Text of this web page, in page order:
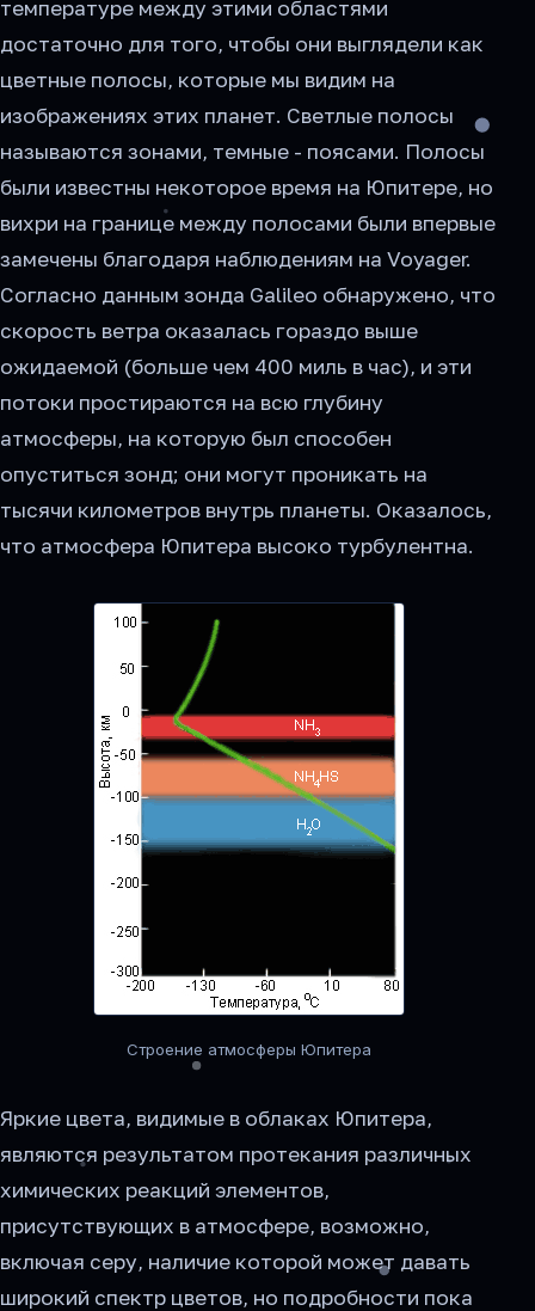
температуре между этими областями
достаточно для того, чтобы они выглядели как
цветные полосы, которые мы видим на
изображениях этих планет. Светлые полосы
называются зонами, темные - поясами. Полосы
были известны некоторое время на Юпитере, но
вихри на границе между полосами были впервые
замечены благодаря наблюдениям на Voyager.
Согласно данным зонда Galileo обнаружено, что
скорость ветра оказалась гораздо выше
ожидаемой (больше чем 400 миль в час), и эти
потоки простираются на всю глубину
атмосферы, на которую был способен
опуститься зонд; они могут проникать на
тысячи километров внутрь планеты. Оказалось,
что атмосфера Юпитера высоко турбулентна.
Строение атмосферы Юпитера
Яркие цвета, видимые в облаках Юпитера,
являются результатом протекания различных
химических реакций элементов,
присутствующих в атмосфере, возможно,
включая серу, наличие которой может давать
широкий спектр цветов, но подробности пока